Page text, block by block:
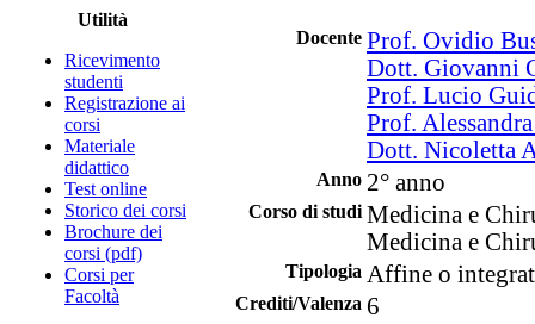
Utilità
Ricevimento
studenti
Registrazione ai
corsi
Materiale
didattico
Test online
Storico dei corsi
Brochure dei
corsi (pdf)
Corsi per
Facoltà
Docente Prof. Ovidio
Dott. Giovanni
Prof. Lucio
Prof.
Dott. Nicoletta
Anno 2° anno
Corso di studi Medicina e
Medicina e
Tipologia Affine o
Crediti/Valenza 6